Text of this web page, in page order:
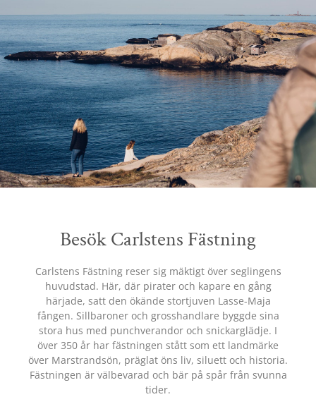
Besök Carlstens Fästning
Carlstens Fästning reser sig mäktigt över seglingens
huvudstad. Här, där pirater och kapare en gång
härjade, satt den ökände stortjuven Lasse-Maja
fången. Sillbaroner och grosshandlare byggde sina
stora hus med punchverandor och snickarglädje. I
över 350 år har fästningen stått som ett landmärke
över Marstrandsön, präglat öns liv, siluett och historia.
Fästningen är välbevarad och bär på spår från svunna
tider.